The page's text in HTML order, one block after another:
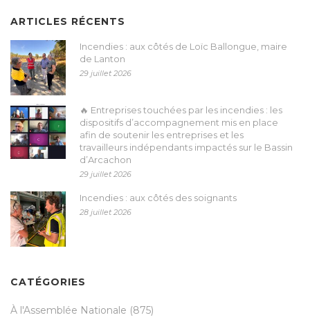
ARTICLES RÉCENTS
Incendies : aux côtés de Loïc Ballongue, maire
de Lanton
29 juillet 2026
🔥 Entreprises touchées par les incendies : les
dispositifs d’accompagnement mis en place
afin de soutenir les entreprises et les
travailleurs indépendants impactés sur le Bassin
d’Arcachon
29 juillet 2026
Incendies : aux côtés des soignants
28 juillet 2026
CATÉGORIES
À l'Assemblée Nationale (875)